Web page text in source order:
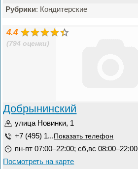
Рубрики: Кондитерские
4.4
(794 оценки)
Добрынинский
улица Новинки, 1
+7 (495) 1... Показать телефон
пн-пт 07:00–22:00; сб,вс 08:00–22:00
Посмотреть на карте